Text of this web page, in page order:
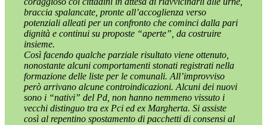
braccia spalancate, pronte all’accoglienza verso
potenziali alleati per un confronto che cominci dalla pari
dignità e continui su proposte “aperte”, da costruire
insieme.
Così facendo qualche parziale risultato viene ottenuto,
nonostante alcuni comportamenti stonati registrati nella
formazione delle liste per le comunali. All’improvviso
però arrivano alcune controindicazioni. Alcuni dei nuovi
sono i “nativi” del Pd, non hanno nemmeno vissuto i
vecchi distinguo tra ex Pci ed ex Margherta. Si assiste
così al repentino spostamento di pacchetti di consensi al